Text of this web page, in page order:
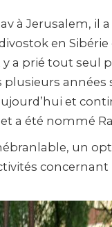
à Jerusalem, il
en
a prié tout seul
années
et
été nommé
un
concernant